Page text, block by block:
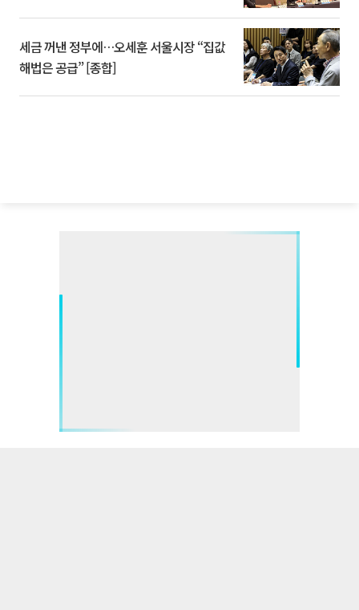
세금 꺼낸 정부에…오세훈 서울시장 “집값
해법은 공급” [종합]